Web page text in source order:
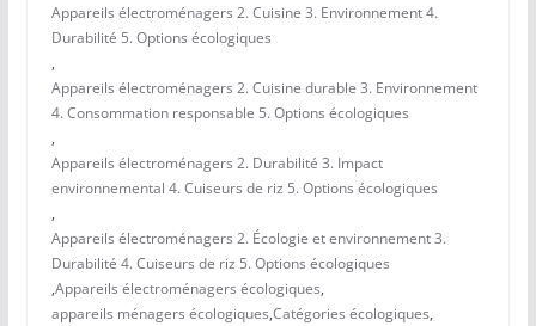
Appareils électroménagers 2. Cuisine 3. Environnement 4.
Durabilité 5. Options écologiques
,
Appareils électroménagers 2. Cuisine durable 3. Environnement
4. Consommation responsable 5. Options écologiques
,
Appareils électroménagers 2. Durabilité 3. Impact
environnemental 4. Cuiseurs de riz 5. Options écologiques
,
Appareils électroménagers 2. Écologie et environnement 3.
Durabilité 4. Cuiseurs de riz 5. Options écologiques
,Appareils électroménagers écologiques,
appareils ménagers écologiques,Catégories écologiques,